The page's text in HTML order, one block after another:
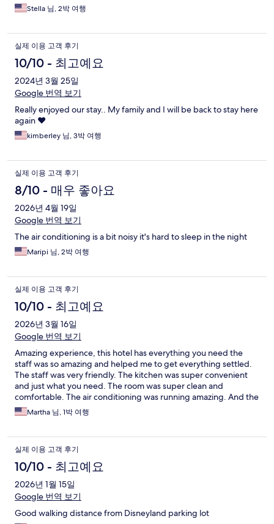
Stella 님, 2박 여행
실제 이용 고객 후기
10/10 - 최고예요
2024년 3월 25일
Google 번역 보기
Really enjoyed our stay.. My family and I will be back to stay here
again ❤️
kimberley 님, 3박 여행
실제 이용 고객 후기
8/10 - 매우 좋아요
2026년 4월 19일
Google 번역 보기
The air conditioning is a bit noisy it's hard to sleep in the night
Maripi 님, 2박 여행
실제 이용 고객 후기
10/10 - 최고예요
2026년 3월 16일
Google 번역 보기
Amazing experience, this hotel has everything you need the
staff was so amazing and helped me to get everything settled.
The staff was very friendly. The kitchen was super convenient
and just what you need. The room was super clean and
comfortable. The air conditioning was running amazing. And the
best part the big pool my kids enjoyed. Thanks so the amazing
experience, I’ll be there for my next trip.
Martha 님, 1박 여행
실제 이용 고객 후기
10/10 - 최고예요
2026년 1월 15일
Google 번역 보기
Good walking distance from Disneyland parking lot